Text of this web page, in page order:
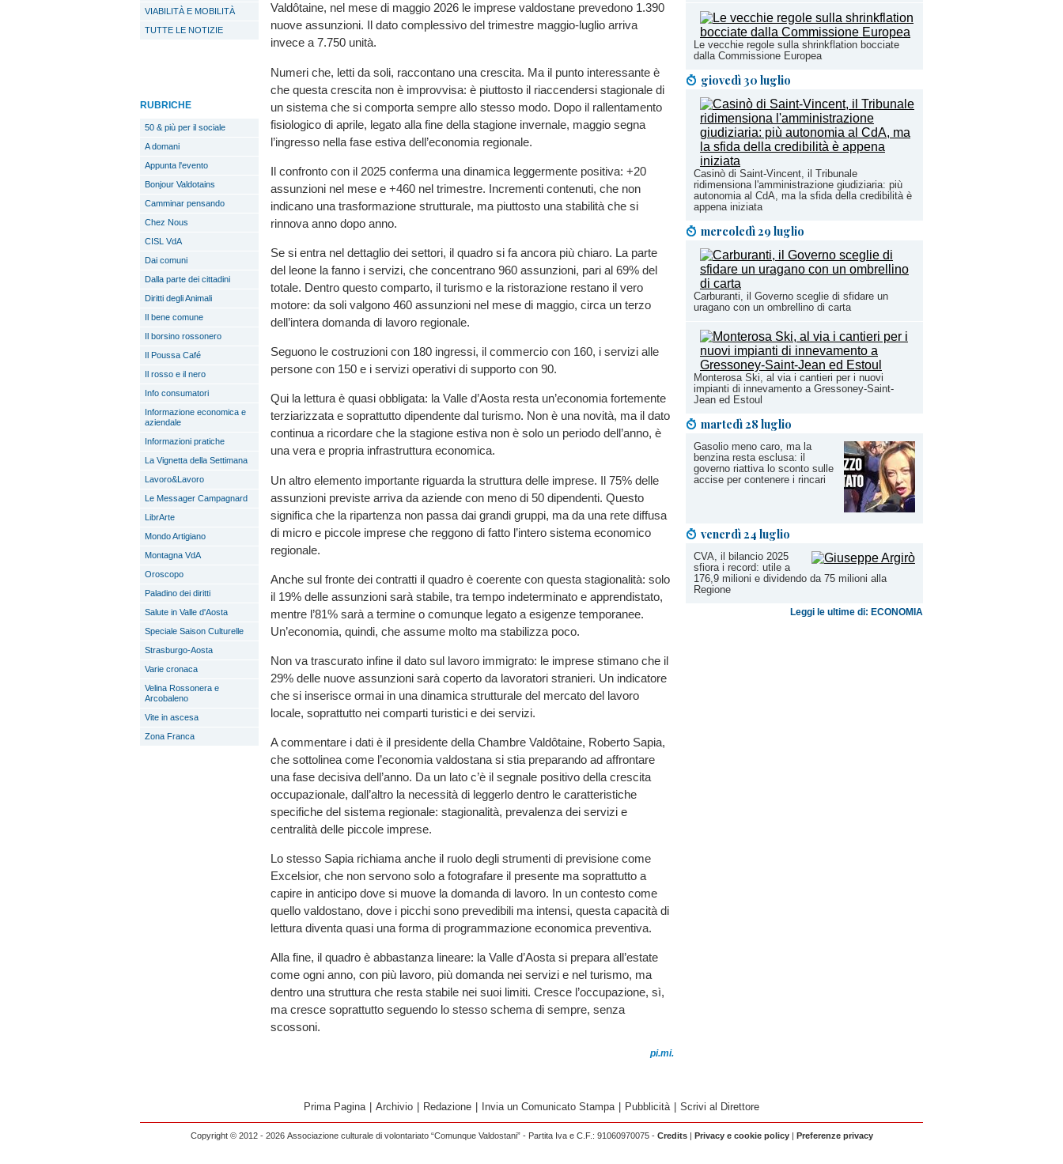
Le vecchie regole sulla shrinkflation bocciate
dalla Commissione Europea
giovedì 30 luglio
Casinò di Saint-Vincent, il Tribunale
ridimensiona l'amministrazione giudiziaria: più
autonomia al CdA, ma la sfida della credibilità è
appena iniziata
mercoledì 29 luglio
Carburanti, il Governo sceglie di sfidare un
uragano con un ombrellino di carta
Monterosa Ski, al via i cantieri per i nuovi
impianti di innevamento a Gressoney-Saint-
Jean ed Estoul
martedì 28 luglio
Gasolio meno caro, ma la
benzina resta esclusa: il
governo riattiva lo sconto sulle
accise per contenere i rincari
venerdì 24 luglio
CVA, il bilancio 2025
sfiora i record: utile a
176,9 milioni e dividendo da 75 milioni alla
Regione
Leggi le ultime di: ECONOMIA
VIABILITÀ E MOBILITÀ
TUTTE LE NOTIZIE
RUBRICHE
50 & più per il sociale
A domani
Appunta l'evento
Bonjour Valdotains
Camminar pensando
Chez Nous
CISL VdA
Dai comuni
Dalla parte dei cittadini
Diritti degli Animali
Il bene comune
Il borsino rossonero
Il Poussa Café
Il rosso e il nero
Info consumatori
Informazione economica e
aziendale
Informazioni pratiche
La Vignetta della Settimana
Lavoro&Lavoro
Le Messager Campagnard
LibrArte
Mondo Artigiano
Montagna VdA
Oroscopo
Paladino dei diritti
Salute in Valle d'Aosta
Speciale Saison Culturelle
Strasburgo-Aosta
Varie cronaca
Velina Rossonera e
Arcobaleno
Vite in ascesa
Zona Franca
Valdôtaine, nel mese di maggio 2026 le imprese valdostane prevedono 1.390
nuove assunzioni. Il dato complessivo del trimestre maggio-luglio arriva
invece a 7.750 unità.
Numeri che, letti da soli, raccontano una crescita. Ma il punto interessante è
che questa crescita non è improvvisa: è piuttosto il riaccendersi stagionale di
un sistema che si comporta sempre allo stesso modo. Dopo il rallentamento
fisiologico di aprile, legato alla fine della stagione invernale, maggio segna
l’ingresso nella fase estiva dell’economia regionale.
Il confronto con il 2025 conferma una dinamica leggermente positiva: +20
assunzioni nel mese e +460 nel trimestre. Incrementi contenuti, che non
indicano una trasformazione strutturale, ma piuttosto una stabilità che si
rinnova anno dopo anno.
Se si entra nel dettaglio dei settori, il quadro si fa ancora più chiaro. La parte
del leone la fanno i servizi, che concentrano 960 assunzioni, pari al 69% del
totale. Dentro questo comparto, il turismo e la ristorazione restano il vero
motore: da soli valgono 460 assunzioni nel mese di maggio, circa un terzo
dell’intera domanda di lavoro regionale.
Seguono le costruzioni con 180 ingressi, il commercio con 160, i servizi alle
persone con 150 e i servizi operativi di supporto con 90.
Qui la lettura è quasi obbligata: la Valle d’Aosta resta un’economia fortemente
terziarizzata e soprattutto dipendente dal turismo. Non è una novità, ma il dato
continua a ricordare che la stagione estiva non è solo un periodo dell’anno, è
una vera e propria infrastruttura economica.
Un altro elemento importante riguarda la struttura delle imprese. Il 75% delle
assunzioni previste arriva da aziende con meno di 50 dipendenti. Questo
significa che la ripartenza non passa dai grandi gruppi, ma da una rete diffusa
di micro e piccole imprese che reggono di fatto l’intero sistema economico
regionale.
Anche sul fronte dei contratti il quadro è coerente con questa stagionalità: solo
il 19% delle assunzioni sarà stabile, tra tempo indeterminato e apprendistato,
mentre l’81% sarà a termine o comunque legato a esigenze temporanee.
Un’economia, quindi, che assume molto ma stabilizza poco.
Non va trascurato infine il dato sul lavoro immigrato: le imprese stimano che il
29% delle nuove assunzioni sarà coperto da lavoratori stranieri. Un indicatore
che si inserisce ormai in una dinamica strutturale del mercato del lavoro
locale, soprattutto nei comparti turistici e dei servizi.
A commentare i dati è il presidente della Chambre Valdôtaine, Roberto Sapia,
che sottolinea come l’economia valdostana si stia preparando ad affrontare
una fase decisiva dell’anno. Da un lato c’è il segnale positivo della crescita
occupazionale, dall’altro la necessità di leggerlo dentro le caratteristiche
specifiche del sistema regionale: stagionalità, prevalenza dei servizi e
centralità delle piccole imprese.
Lo stesso Sapia richiama anche il ruolo degli strumenti di previsione come
Excelsior, che non servono solo a fotografare il presente ma soprattutto a
capire in anticipo dove si muove la domanda di lavoro. In un contesto come
quello valdostano, dove i picchi sono prevedibili ma intensi, questa capacità di
lettura diventa quasi una forma di programmazione economica preventiva.
Alla fine, il quadro è abbastanza lineare: la Valle d’Aosta si prepara all’estate
come ogni anno, con più lavoro, più domanda nei servizi e nel turismo, ma
dentro una struttura che resta stabile nei suoi limiti. Cresce l’occupazione, sì,
ma cresce soprattutto seguendo lo stesso schema di sempre, senza
scossoni.
pi.mi.
Prima Pagina | Archivio | Redazione | Invia un Comunicato Stampa | Pubblicità | Scrivi al Direttore
Copyright © 2012 - 2026 Associazione culturale di volontariato “Comunque Valdostani” - Partita Iva e C.F.: 91060970075 - Credits| Privacy e cookie policy| Preferenze privacy